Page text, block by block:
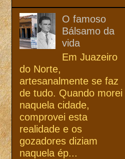
O famoso
Bálsamo da
vida
Em Juazeiro
do Norte,
artesanalmente se faz
de tudo. Quando morei
naquela cidade,
comprovei esta
realidade e os
gozadores diziam
naquela ép...